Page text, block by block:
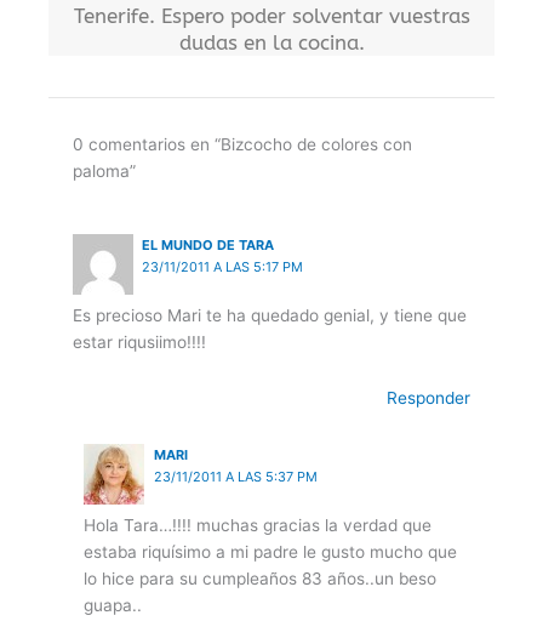
Tenerife. Espero poder solventar vuestras
dudas en la cocina.
0 comentarios en “Bizcocho de colores con
paloma”
EL MUNDO DE TARA
23/11/2011 A LAS 5:17 PM
Es precioso Mari te ha quedado genial, y tiene que
estar riqusiimo!!!!
Responder
MARI
23/11/2011 A LAS 5:37 PM
Hola Tara…!!!! muchas gracias la verdad que
estaba riquísimo a mi padre le gusto mucho que
lo hice para su cumpleaños 83 años..un beso
guapa..